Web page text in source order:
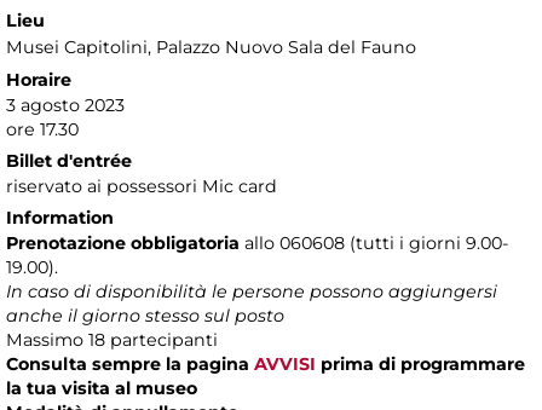
Lieu
Musei Capitolini, Palazzo Nuovo Sala del Fauno
Horaire
3 agosto 2023
ore 17.30
Billet d'entrée
riservato ai possessori Mic card
Information
Prenotazione obbligatoria allo 060608 (tutti i giorni 9.00-
19.00).
In caso di disponibilità le persone possono aggiungersi
anche il giorno stesso sul posto
Massimo 18 partecipanti
Consulta sempre la pagina AVVISI prima di programmare
la tua visita al museo